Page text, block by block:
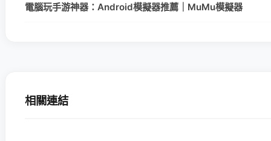
電腦玩手游神器：Android模擬器推薦｜MuMu模擬器
相關連結